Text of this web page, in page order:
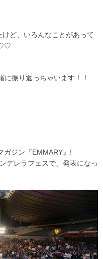
ど、いろんなことがあって
♡♡
振り返っちゃいます！！
ガジン『EMMARY』!
デレラフェスで、発表になっ